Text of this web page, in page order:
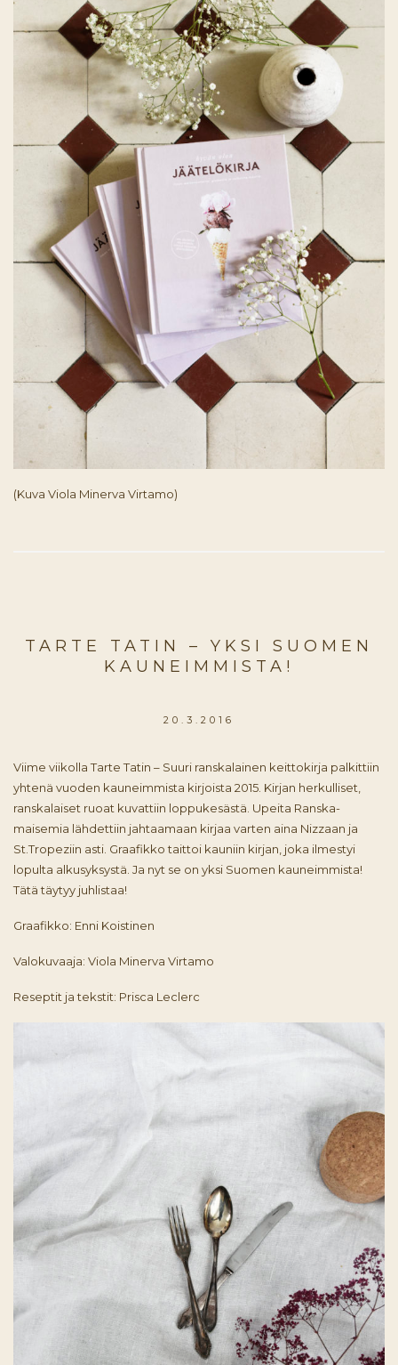
(Kuva Viola Minerva Virtamo)
TARTE TATIN – YKSI SUOMEN
KAUNEIMMISTA!
20.3.2016
Viime viikolla Tarte Tatin – Suuri ranskalainen keittokirja palkittiin
yhtenä vuoden kauneimmista kirjoista 2015. Kirjan herkulliset,
ranskalaiset ruoat kuvattiin loppukesästä. Upeita Ranska-
maisemia lähdettiin jahtaamaan kirjaa varten aina Nizzaan ja
St.Tropeziin asti. Graafikko taittoi kauniin kirjan, joka ilmestyi
lopulta alkusyksystä. Ja nyt se on yksi Suomen kauneimmista!
Tätä täytyy juhlistaa!
Graafikko: Enni Koistinen
Valokuvaaja: Viola Minerva Virtamo
Reseptit ja tekstit: Prisca Leclerc